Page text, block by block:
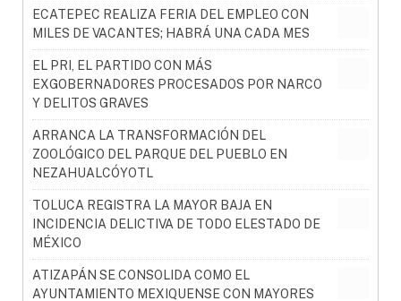
ECATEPEC REALIZA FERIA DEL EMPLEO CON
MILES DE VACANTES; HABRÁ UNA CADA MES
EL PRI, EL PARTIDO CON MÁS
EXGOBERNADORES PROCESADOS POR NARCO
Y DELITOS GRAVES
ARRANCA LA TRANSFORMACIÓN DEL
ZOOLÓGICO DEL PARQUE DEL PUEBLO EN
NEZAHUALCÓYOTL
TOLUCA REGISTRA LA MAYOR BAJA EN
INCIDENCIA DELICTIVA DE TODO ELESTADO DE
MÉXICO
ATIZAPÁN SE CONSOLIDA COMO EL
AYUNTAMIENTO MEXIQUENSE CON MAYORES